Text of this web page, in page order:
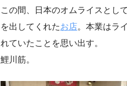
この間、日本のオムライスとし
を出してくれたお店。本業はラ
れていたことを思い出す。
鯉川筋。